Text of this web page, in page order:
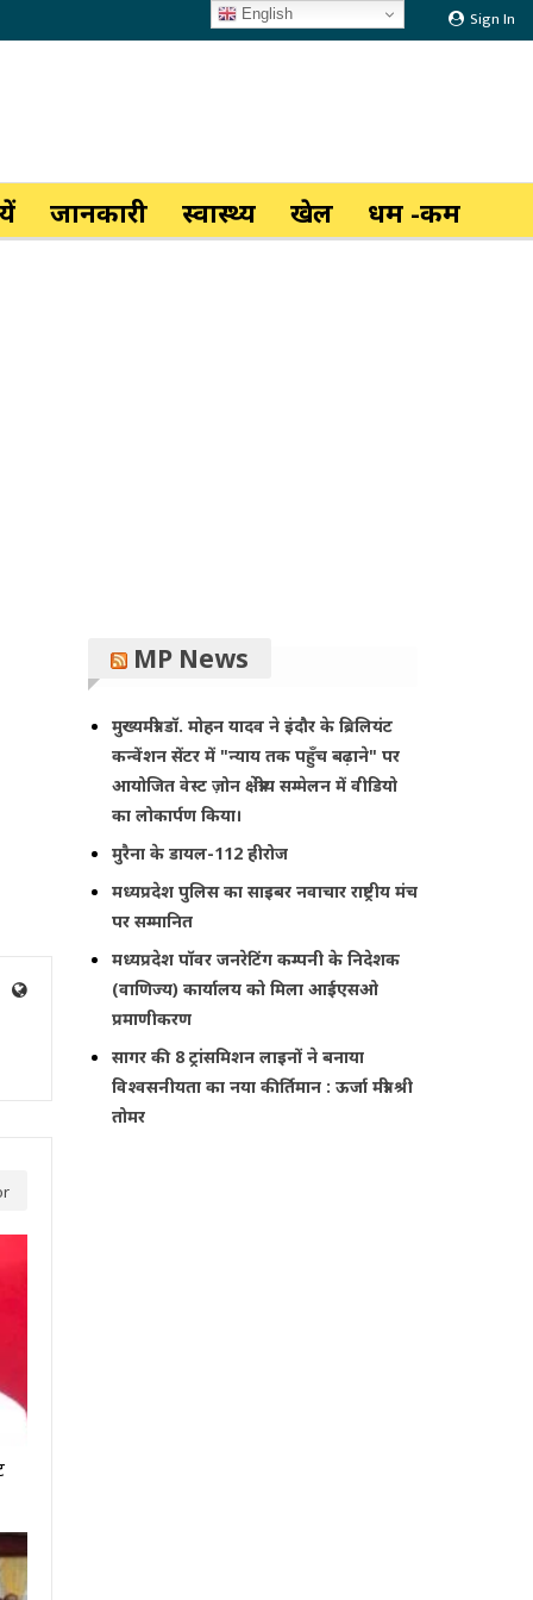
Sign In
जानकारी स्वास्थ्य खेल धर्म -कर्म
MP News
मुख्यमंत्री डॉ. मोहन यादव ने इंदौर के ब्रिलियंट
कन्वेंशन सेंटर में "न्याय तक पहुँच बढ़ाने" पर
आयोजित वेस्ट ज़ोन क्षेत्रीय सम्मेलन में वीडियो
का लोकार्पण किया।
मुरैना के डायल-112 हीरोज
मध्यप्रदेश पुलिस का साइबर नवाचार राष्ट्रीय मंच
पर सम्मानित
मध्यप्रदेश पॉवर जनरेटिंग कम्पनी के निदेशक
(वाणिज्य) कार्यालय को मिला आईएसओ
प्रमाणीकरण
सागर की 8 ट्रांसमिशन लाइनों ने बनाया
विश्वसनीयता का नया कीर्तिमान : ऊर्जा मंत्री श्री
तोमर
English